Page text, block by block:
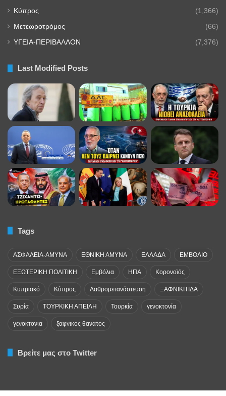
Κύπρος (1,366)
Μετεωροτρόμος (66)
ΥΓΕΙΑ-ΠΕΡΙΒΑΛΛΟΝ (7,376)
Last Modified Posts
Tags
ΑΣΦΑΛΕΙΑ-ΑΜΥΝΑ ΕΘΝΙΚΗ ΑΜΥΝΑ ΕΛΛΑΔΑ ΕΜΒΌΛΙΟ
ΕΞΩΤΕΡΙΚΗ ΠΟΛΙΤΙΚΗ Εμβόλια ΗΠΑ Κορονοϊός
Κυπριακό Κύπρος Λαθρομετανάστευση ΞΑΦΝΙΚΙΤΙΔΑ
Συρία ΤΟΥΡΚΙΚΗ ΑΠΕΙΛΗ Τουρκία γενοκτονία
γενοκτονια ξαφνικος θανατος
Βρείτε μας στο Twitter